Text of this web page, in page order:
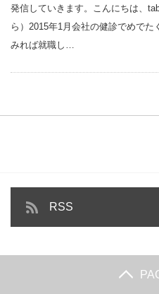
発信していきます。こんにちは、
ら）2015年1月会社の健診でめで
みれば就職し…
RSS